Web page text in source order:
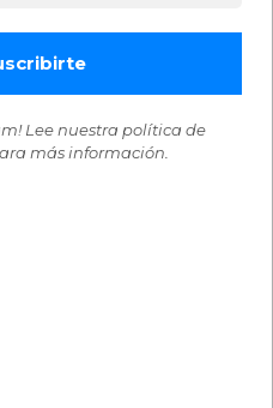
Lee nuestra política de
más información.